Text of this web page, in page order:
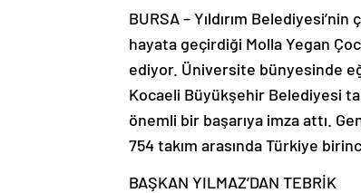
BURSA – Yıldırım
hayata geçirdiği Molla Yegan
ediyor. Üniversite bünyesinde
Kocaeli Büyükşehir Belediyesi
önemli bir başarıya imza attı.
754 takım arasında Türkiye
BAŞKAN YILMAZ’DAN TEBRİK